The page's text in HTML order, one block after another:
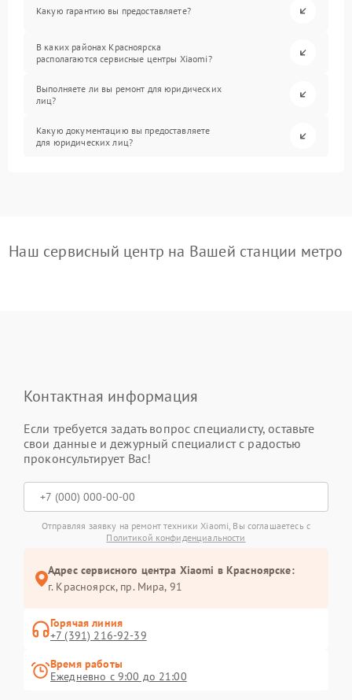
Какую гарантию вы предоставляете?
В каких районах Красноярска
располагаются сервисные центры Xiaomi?
Выполняете ли вы ремонт для юридических
лиц?
Какую документацию вы предоставляете
для юридических лиц?
Наш сервисный центр на Вашей станции метро
Контактная информация
Если требуется задать вопрос специалисту, оставьте
свои данные и дежурный специалист с радостью
проконсультирует Вас!
Отправляя заявку на ремонт техники Xiaomi, Вы соглашаетесь с
Политикой конфиденциальности
Адрес сервисного центра Xiaomi в Красноярске:
г. Красноярск, ​пр. Мира, 91
Горячая линия
+7 (391) 216-92-39
Время работы
Ежедневно с 9:00 до 21:00